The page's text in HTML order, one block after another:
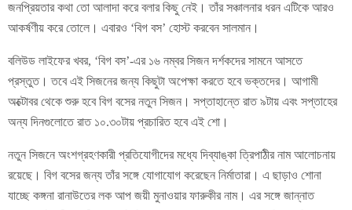
জনপ্রিয়তার কথা তো আলাদা করে বলার কিছু নেই। তাঁর সঞ্চালনার ধরন এটিকে আরও
আকর্ষণীয় করে তোলে। এবারও ‘বিগ বস’ হোস্ট করবেন সালমান।
বলিউড লাইফের খবর, ‘বিগ বস’-এর ১৬ নম্বর সিজন দর্শকদের সামনে আসতে
প্রস্তুত। তবে এই সিজনের জন্য কিছুটা অপেক্ষা করতে হবে ভক্তদের। আগামী
অক্টোবর থেকে শুরু হবে বিগ বসের নতুন সিজন। সপ্তাহান্তে রাত ৯টায় এবং সপ্তাহের
অন্য দিনগুলোতে রাত ১০.৩০টায় প্রচারিত হবে এই শো।
নতুন সিজনে অংশগ্রহণকারী প্রতিযোগীদের মধ্যে দিব্যাঙ্কা ত্রিপাঠীর নাম আলোচনায়
রয়েছে। বিগ বসের জন্য তাঁর সঙ্গে যোগাযোগ করেছেন নির্মাতারা। এ ছাড়াও শোনা
যাচ্ছে কঙ্গনা রানাউতের লক আপ জয়ী মুনাওয়ার ফারুকীর নাম। এর সঙ্গে জান্নাত